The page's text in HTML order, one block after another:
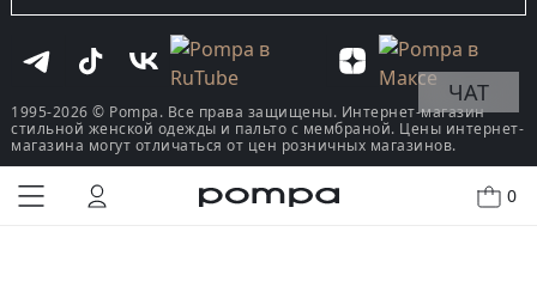
0
1995-2026 © Pompa. Все права защищены. Интернет-магазин
стильной женской одежды и пальто с мембраной. Цены интернет-
магазина могут отличаться от цен розничных магазинов.
ЧАТ